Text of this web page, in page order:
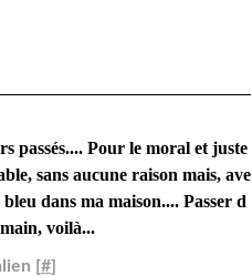
passés.... Pour le moral et juste
sans aucune raison mais, ave
dans ma maison.... Passer d
voilà...
[#]